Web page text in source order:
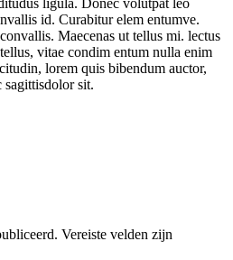
id. Curabitur elem entumve.
Maecenas ut tellus mi. lectus
vitae condim entum nulla enim
lorem quis bibendum auctor,
sagittisdolor sit.
Vereiste velden zijn